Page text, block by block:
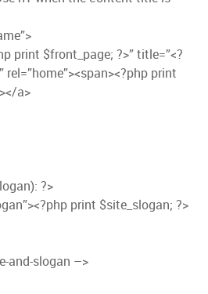
$front_page; ?>” title=”<?
rel=”home”><span><?php print
a>
?>
print $site_slogan; ?>
slogan –>